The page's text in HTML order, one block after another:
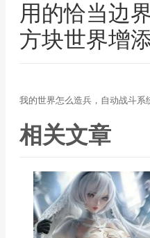
用的恰当边
方块世界增
我的世界怎么造兵，自动战斗系
相关文章